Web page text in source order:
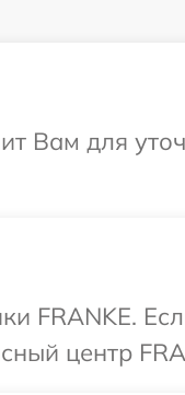
Вам для
FRANKE.
центр